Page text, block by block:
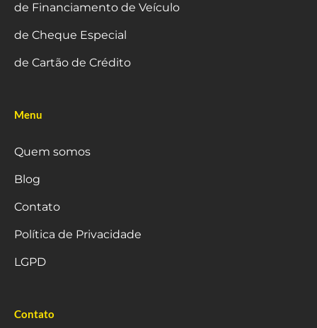
de Financiamento de Veículo
de Cheque Especial
de Cartão de Crédito
Menu
Quem somos
Blog
Contato
Política de Privacidade
LGPD
Contato